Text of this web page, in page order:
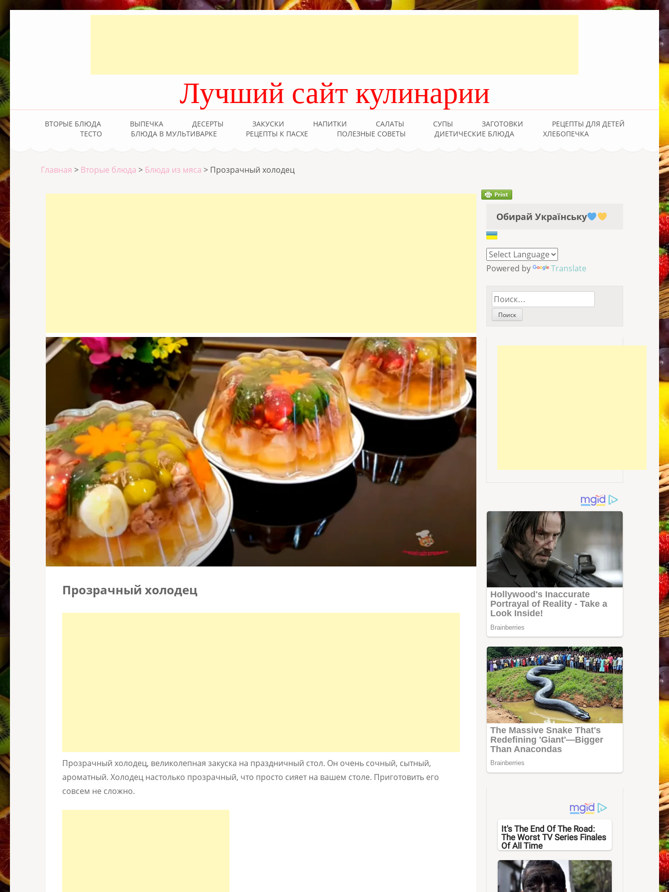
Лучший сайт кулинарии
ВТОРЫЕ БЛЮДА ВЫПЕЧКА ДЕСЕРТЫ ЗАКУСКИ НАПИТКИ САЛАТЫ СУПЫ ЗАГОТОВКИ
РЕЦЕПТЫ ДЛЯ ДЕТЕЙ
ТЕСТО
БЛЮДА В МУЛЬТИВАРКЕ РЕЦЕПТЫ К ПАСХЕ ПОЛЕЗНЫЕ СОВЕТЫ ДИЕТИЧЕСКИЕ БЛЮДА ХЛЕБОПЕЧКА
Главная > Вторые блюда > Блюда из мяса > Прозрачный холодец
Прозрачный холодец
Прозрачный холодец, великолепная закуска на праздничный стол. Он очень сочный, сытный,
ароматный. Холодец настолько прозрачный, что просто сияет на вашем столе. Приготовить его
совсем не сложно.
Обирай Українську
Powered by Translate
Найти:
It's The End Of The Road:
The Worst TV Series Finales
Of All Time